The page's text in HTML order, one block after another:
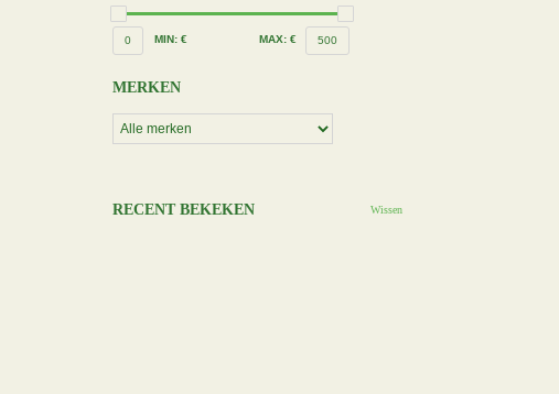
0 MIN: € MAX: € 500
MERKEN
RECENT BEKEKEN Wissen